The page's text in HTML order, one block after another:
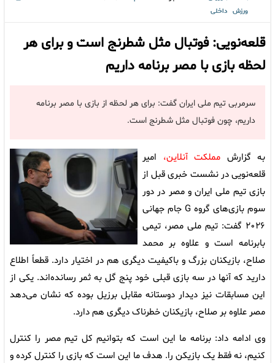
ورزش داخلی
قلعه‌نویی: فوتبال مثل شطرنج است و برای هر
لحظه بازی با مصر برنامه داریم
سرمربی تیم ملی ایران گفت: برای هر لحظه از بازی با مصر برنامه
داریم، چون فوتبال مثل شطرنج است.
به گزارش مملکت آنلاین، امیر
قلعه‌نویی در نشست خبری قبل از
بازی تیم ملی ایران و مصر در دور
سوم بازی‌های گروه G جام جهانی
۲۰۲۶ گفت: تیم ملی مصر، تیمی
بابرنامه است و علاوه بر محمد
صلاح، بازیکنان بزرگ و باکیفیت دیگری هم در اختیار دارد. قطعاً اطلاع
دارید که آنها در سه بازی قبلی خود پنج گل به ثمر رسانده‌اند. یکی از
این مسابقات نیز دیدار دوستانه مقابل برزیل بوده که نشان می‌دهد
مصر علاوه بر صلاح، بازیکنان خطرناک دیگری هم دارد.
وی ادامه داد: برنامه ما این است که بتوانیم کل تیم مصر را کنترل
کنیم، نه فقط یک بازیکن را. هدف ما این است که بازی را کنترل کرده و